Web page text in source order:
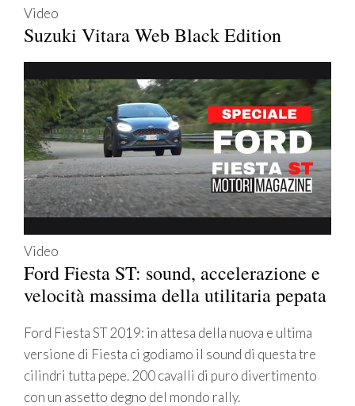
Video
Suzuki Vitara Web Black Edition
Video
Ford Fiesta ST: sound, accelerazione e
velocità massima della utilitaria pepata
Ford Fiesta ST 2019: in attesa della nuova e ultima
versione di Fiesta ci godiamo il sound di questa tre
cilindri tutta pepe. 200 cavalli di puro divertimento
con un assetto degno del mondo rally.